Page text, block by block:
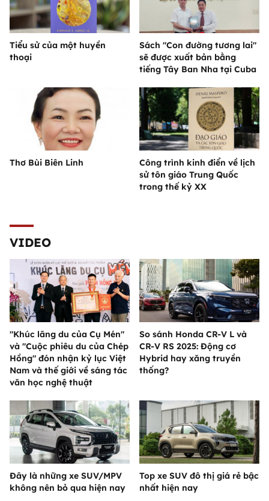
Tiểu sử của một huyền
thoại
Sách "Con đường tương lai"
sẽ được xuất bản bằng
tiếng Tây Ban Nha tại Cuba
Thơ Bùi Biên Linh
Công trình kinh điển về lịch
sử tôn giáo Trung Quốc
trong thế kỷ XX
VIDEO
"Khúc lãng du của Cụ Mén"
và "Cuộc phiêu du của Chép
Hồng" đón nhận kỷ lục Việt
Nam và thế giới về sáng tác
văn học nghệ thuật
So sánh Honda CR-V L và
CR-V RS 2025: Động cơ
Hybrid hay xăng truyền
thống?
Đây là những xe SUV/MPV
không nên bỏ qua hiện nay
Top xe SUV đô thị giá rẻ bậc
nhất hiện nay